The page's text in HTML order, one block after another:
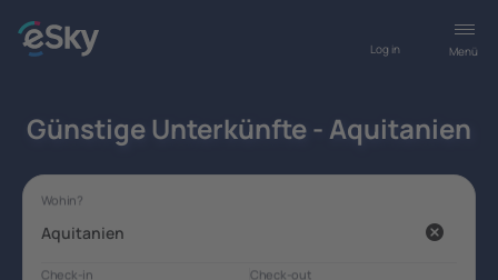
Menü
Log in
Günstige Unterkünfte - Aquitanien